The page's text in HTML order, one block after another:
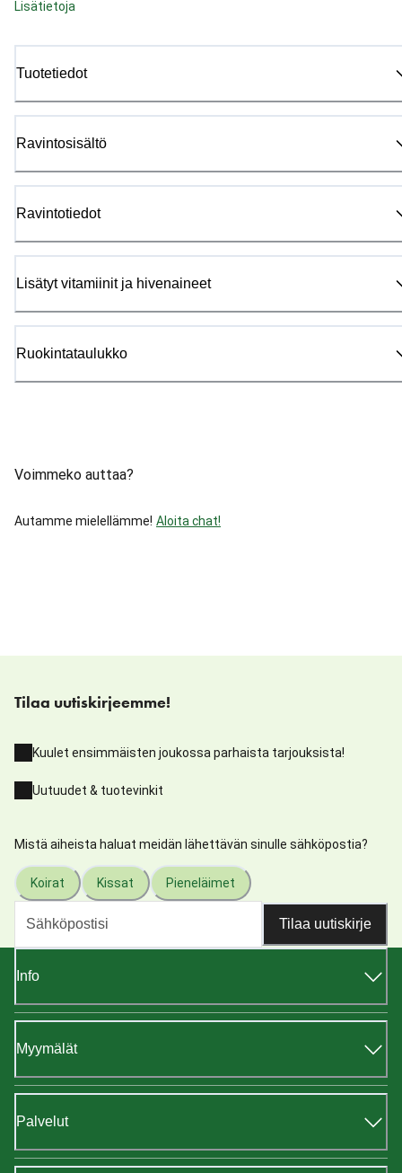
Lisätietoja
Tuotetiedot
Ravintosisältö
Ravintotiedot
Lisätyt vitamiinit ja hivenaineet
Ruokintataulukko
Voimmeko auttaa?
Autamme mielellämme! Aloita chat!
Tilaa uutiskirjeemme!
Kuulet ensimmäisten joukossa parhaista tarjouksista!
Uutuudet & tuotevinkit
Mistä aiheista haluat meidän lähettävän sinulle sähköpostia?
Koirat Kissat Pieneläimet
Tilaa uutiskirje
Info
Myymälät
Palvelut